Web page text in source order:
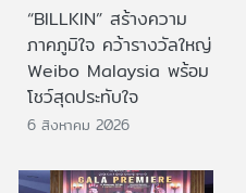
“BILLKIN” สร้างความ
ภาคภูมิใจ คว้ารางวัลใหญ่
Weibo Malaysia พร้อม
โชว์สุดประทับใจ
6 สิงหาคม 2026